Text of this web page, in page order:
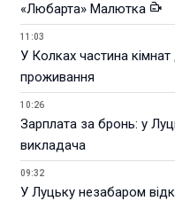
«Любарта» Малютка
11:03
У Колках частина
проживання
10:26
Зарплата за бронь: у
викладача
09:32
У Луцьку незабаром